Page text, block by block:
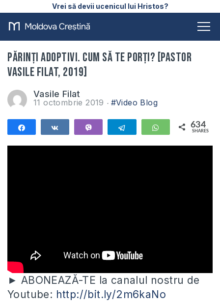
Vrei să devii ucenicul lui Hristos?
Părinți adoptivi. Cum să te porți? [Pastor
Vasile Filat, 2019]
Vasile Filat
11 octombrie 2019 #Video Blog
Telegram WhatsApp
634
SHARES
► ABONEAZĂ-TE la canalul nostru de
Youtube: http://bit.ly/2m6kaNo